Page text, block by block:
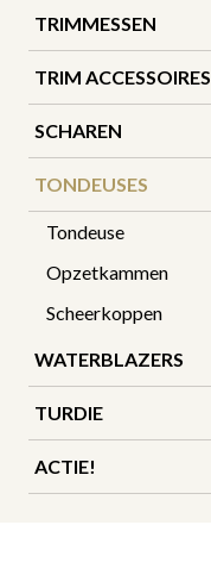
TRIMMESSEN
TRIM ACCESSOIRES
SCHAREN
TONDEUSES
Tondeuse
Opzetkammen
Scheerkoppen
WATERBLAZERS
TURDIE
ACTIE!